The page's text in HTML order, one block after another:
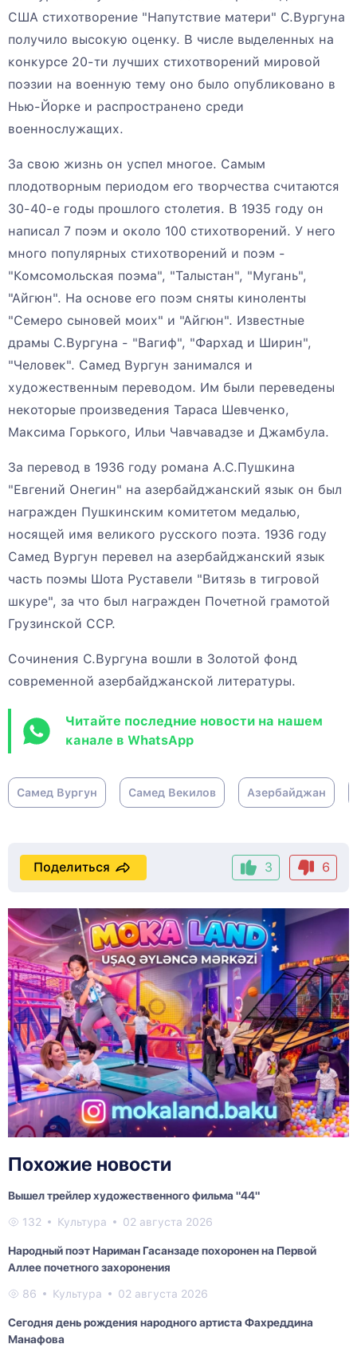
США стихотворение "Напутствие матери" С.Вургуна
получило высокую оценку. В числе выделенных на
конкурсе 20-ти лучших стихотворений мировой
поэзии на военную тему оно было опубликовано в
Нью-Йорке и распространено среди
военнослужащих.
За свою жизнь он успел многое. Самым
плодотворным периодом его творчества считаются
30-40-е годы прошлого столетия. В 1935 году он
написал 7 поэм и около 100 стихотворений. У него
много популярных стихотворений и поэм -
"Комсомольская поэма", "Талыстан", "Мугань",
"Айгюн". На основе его поэм сняты киноленты
"Семеро сыновей моих" и "Айгюн". Известные
драмы С.Вургуна - "Вагиф", "Фархад и Ширин",
"Человек". Самед Вургун занимался и
художественным переводом. Им были переведены
некоторые произведения Тараса Шевченко,
Максима Горького, Ильи Чавчавадзе и Джамбула.
За перевод в 1936 году романа А.С.Пушкина
"Евгений Онегин" на азербайджанский язык он был
награжден Пушкинским комитетом медалью,
носящей имя великого русского поэта. 1936 году
Самед Вургун перевел на азербайджанский язык
часть поэмы Шота Руставели "Витязь в тигровой
шкуре", за что был награжден Почетной грамотой
Грузинской ССР.
Сочинения С.Вургуна вошли в Золотой фонд
современной азербайджанской литературы.
Читайте последние новости на нашем
канале в WhatsApp
Самед Вургун Самед Векилов Азербайджан
3 6
Поделиться
Похожие новости
Вышел трейлер художественного фильма "44"
132 Культура 02 августа 2026
Народный поэт Нариман Гасанзаде похоронен на Первой
Аллее почетного захоронения
86 Культура 02 августа 2026
Сегодня день рождения народного артиста Фахреддина
Манафова